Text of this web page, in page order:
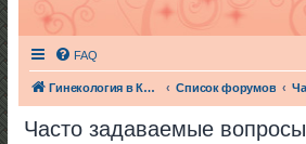
FAQ
Гинекология в Киеве Список форумов
Часто задаваемые вопросы